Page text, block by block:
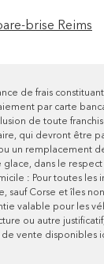
brise Reims
de frais
par carte
de toute
qui devront être
un remplacement
glace, dans le
: Pour toutes les
sauf Corse et îles
valable pour les
ou autre
vente disponibles